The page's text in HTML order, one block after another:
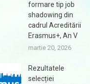
formare tip job
shadowing din
cadrul Acreditării
Erasmus+, An V
martie 20, 2026
Rezultatele
selecției